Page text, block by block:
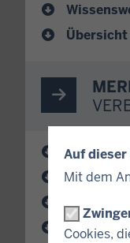
Auf
Mit dem
Cookies,
Wichtige
FAQ zur
Dienst zu